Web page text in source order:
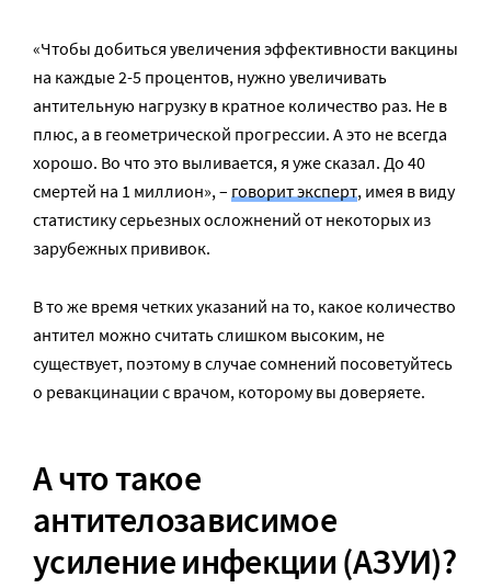
«Чтобы добиться увеличения эффективности вакцины
на каждые 2-5 процентов, нужно увеличивать
антительную нагрузку в кратное количество раз. Не в
плюс, а в геометрической прогрессии. А это не всегда
хорошо. Во что это выливается, я уже сказал. До 40
смертей на 1 миллион», – говорит эксперт, имея в виду
статистику серьезных осложнений от некоторых из
зарубежных прививок.
В то же время четких указаний на то, какое количество
антител можно считать слишком высоким, не
существует, поэтому в случае сомнений посоветуйтесь
о ревакцинации с врачом, которому вы доверяете.
А что такое
антителозависимое
усиление инфекции (АЗУИ)?